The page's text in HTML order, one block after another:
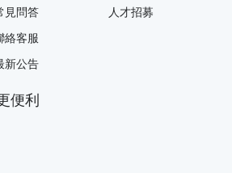
見問答
絡客服
新公告
人才招募
便利